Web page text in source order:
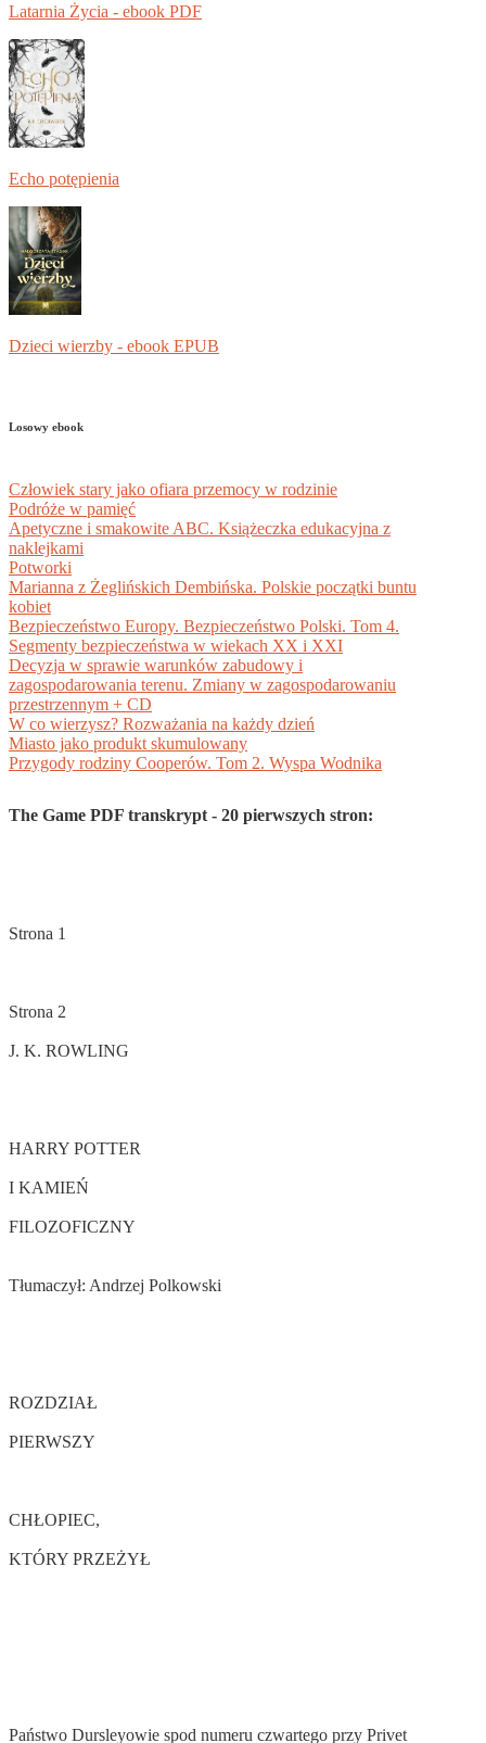
Latarnia Życia - ebook PDF
Echo potępienia
Dzieci wierzby - ebook EPUB
Losowy ebook
Człowiek stary jako ofiara przemocy w rodzinie
Podróże w pamięć
Apetyczne i smakowite ABC. Książeczka edukacyjna z
naklejkami
Potworki
Marianna z Żeglińskich Dembińska. Polskie początki buntu
kobiet
Bezpieczeństwo Europy. Bezpieczeństwo Polski. Tom 4.
Segmenty bezpieczeństwa w wiekach XX i XXI
Decyzja w sprawie warunków zabudowy i
zagospodarowania terenu. Zmiany w zagospodarowaniu
przestrzennym + CD
W co wierzysz? Rozważania na każdy dzień
Miasto jako produkt skumulowany
Przygody rodziny Cooperów. Tom 2. Wyspa Wodnika
The Game PDF transkrypt - 20 pierwszych stron: